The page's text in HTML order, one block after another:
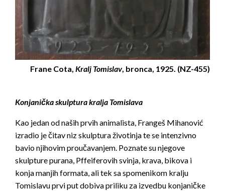
Frane Cota, Kralj Tomislav, bronca, 1925. (NZ-455)
Konjanička skulptura kralja Tomislava
Kao jedan od naših prvih animalista, Frangeš Mihanović
izradio je čitav niz skulptura životinja te se intenzivno
bavio njihovim proučavanjem. Poznate su njegove
skulpture purana, Pffeiferovih svinja, krava, bikova i
konja manjih formata, ali tek sa spomenikom kralju
Tomislavu prvi put dobiva priliku za izvedbu konjaničke